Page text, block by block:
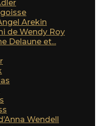
Arekin
de Wendy Roy
Delaune et...
Wendell